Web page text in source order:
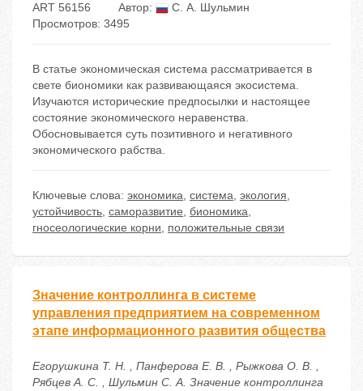
ART 56156 Автор:
С. А. Шульмин
Просмотров: 3495
В статье экономическая система рассматривается в
свете биономики как развивающаяся экосистема.
Изучаются исторические предпосылки и настоящее
состояние экономического неравенства.
Обосновывается суть позитивного и негативного
экономического рабства.
Ключевые слова: экономика, система, экология,
устойчивость, саморазвитие, биономика,
гносеологические корни, положительные связи
Значение контроллинга в системе
управления предприятием на современном
этапе информационного развития общества
Егорушкина Т. Н. , Панферова Е. В. , Рыжкова О. В. ,
Рябцев А. С. , Шульмин С. А. Значение контроллинга